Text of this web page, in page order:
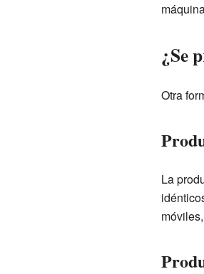
¿Se
Otra
La